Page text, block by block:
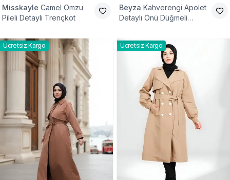
Misskayle Camel Omzu
Pileli Detaylı Trençkot
Beyza Kahverengi Apolet
Detaylı Önü Düğmeli
Ücretsiz Kargo Ücretsiz Kargo